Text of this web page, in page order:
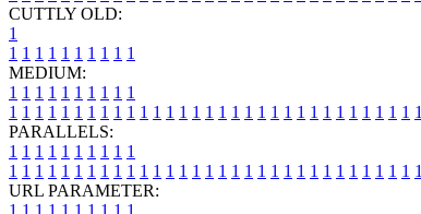
CUTTLY OLD:
1
1 1 1 1 1 1 1 1 1 1
MEDIUM:
1 1 1 1 1 1 1 1 1 1
1 1 1 1 1 1 1 1 1 1 1 1 1 1 1 1 1 1 1 1 1 1 1 1 1 1 1 1 1 1 1 1
PARALLELS:
1 1 1 1 1 1 1 1 1 1
1 1 1 1 1 1 1 1 1 1 1 1 1 1 1 1 1 1 1 1 1 1 1 1 1 1 1 1 1 1 1 1
URL PARAMETER:
1 1 1 1 1 1 1 1 1 1